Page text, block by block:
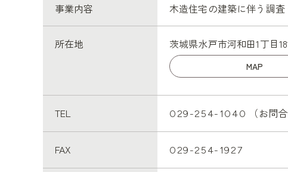
事業内容 木造住宅の建築に伴う調
所在地 茨城県水戸市河和田1丁目
MAP
TEL 029-254-1040 （お問
FAX 029-254-1927